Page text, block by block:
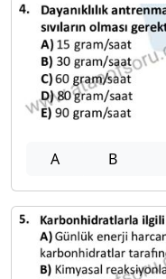
A B